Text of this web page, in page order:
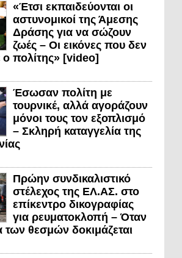
«Έτσι εκπαιδεύονται οι
αστυνομικοί της Άμεσης
Δράσης για να σώζουν
ζωές – Οι εικόνες που δεν
ο πολίτης» [video]
Έσωσαν πολίτη με
τουρνικέ, αλλά αγοράζουν
μόνοι τους τον εξοπλισμό
– Σκληρή καταγγελία της
Πρώην συνδικαλιστικό
στέλεχος της ΕΛ.ΑΣ. στο
επίκεντρο δικογραφίας
για ρευματοκλοπή – Όταν
των θεσμών δοκιμάζεται